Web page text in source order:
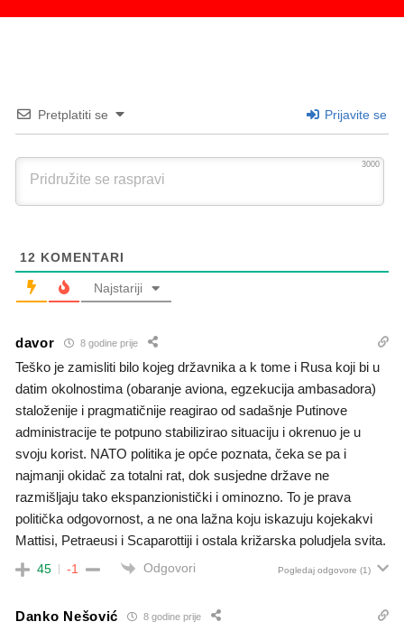
Pretplatiti se Prijavite se
3000
12 KOMENTARI
Najstariji
davor 8 godine prije
Teško je zamisliti bilo kojeg državnika a k tome i Rusa koji bi u
datim okolnostima (obaranje aviona, egzekucija ambasadora)
staloženije i pragmatičnije reagirao od sadašnje Putinove
administracije te potpuno stabilizirao situaciju i okrenuo je u
svoju korist. NATO politika je opće poznata, čeka se pa i
najmanji okidač za totalni rat, dok susjedne države ne
razmišljaju tako ekspanzionistički i ominozno. To je prava
politička odgovornost, a ne ona lažna koju iskazuju kojekakvi
Mattisi, Petraeusi i Scaparottiji i ostala križarska poludjela svita.
45 -1 Odgovori Pogledaj odgovore (1)
Danko Nešović 8 godine prije